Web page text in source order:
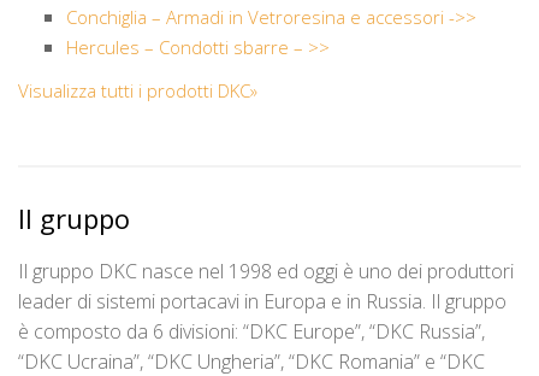
Conchiglia – Armadi in Vetroresina e accessori ->>
Hercules – Condotti sbarre – >>
Visualizza tutti i prodotti DKC»
Il gruppo
Il gruppo DKC nasce nel 1998 ed oggi è uno dei produttori
leader di sistemi portacavi in Europa e in Russia. Il gruppo
è composto da 6 divisioni: “DKC Europe”, “DKC Russia”,
“DKC Ucraina”, “DKC Ungheria”, “DKC Romania” e “DKC